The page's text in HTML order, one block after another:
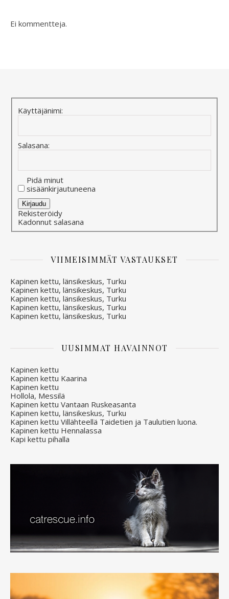
Ei kommentteja.
Käyttäjänimi:
Salasana:
Pidä minut
sisäänkirjautuneena
Alternative:
Kirjaudu
Rekisteröidy
Kadonnut salasana
VIIMEISIMMÄT VASTAUKSET
Kapinen kettu, länsikeskus, Turku
Kapinen kettu, länsikeskus, Turku
Kapinen kettu, länsikeskus, Turku
Kapinen kettu, länsikeskus, Turku
Kapinen kettu, länsikeskus, Turku
UUSIMMAT HAVAINNOT
Kapinen kettu
Kapinen kettu Kaarina
Kapinen kettu
Hollola, Messilä
Kapinen kettu Vantaan Ruskeasanta
Kapinen kettu, länsikeskus, Turku
Kapinen kettu Villähteellä Taidetien ja Taulutien luona.
Kapinen kettu Hennalassa
Kapi kettu pihalla